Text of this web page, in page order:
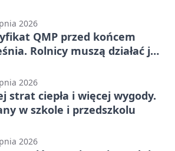
2026
QMP przed końcem
Rolnicy muszą działać już
2026
strat ciepła i więcej wygody.
w szkole i przedszkolu
2026